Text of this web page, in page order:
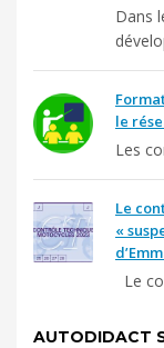
Dans
le
Les
Le
«
Le
AUTODIDACT